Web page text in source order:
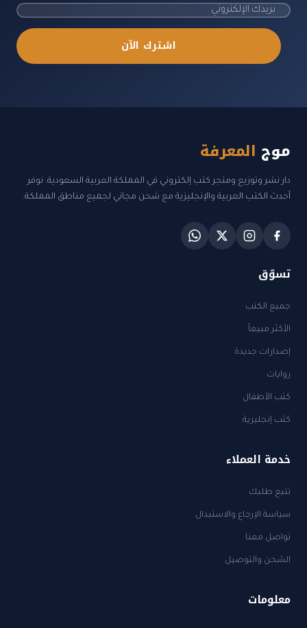
اشترك الآن
موج المعرفة
دار نشر وتوزيع ومتجر كتب إلكتروني في المملكة العربية السعودية. نوفر
أحدث الكتب العربية والإنجليزية مع شحن مجاني لجميع مناطق المملكة.
تسوّق
جميع الكتب
الأكثر مبيعاً
إصدارات جديدة
روايات
كتب الأطفال
كتب إنجليزية
خدمة العملاء
تتبع طلبك
سياسة الإرجاع والاستبدال
تواصل معنا
الشحن والتوصيل
معلومات